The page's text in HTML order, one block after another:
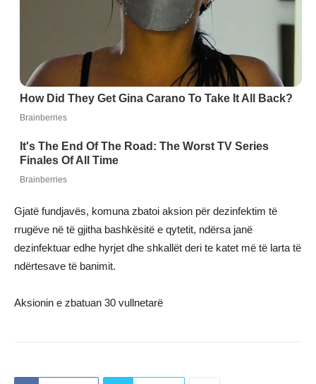
Gjatë fundjavës, komuna zbatoi aksion për dezinfektim të
rrugëve në të gjitha bashkësitë e qytetit, ndërsa janë
dezinfektuar edhe hyrjet dhe shkallët deri te katet më të larta të
ndërtesave të banimit.
Aksionin e zbatuan 30 vullnetarë